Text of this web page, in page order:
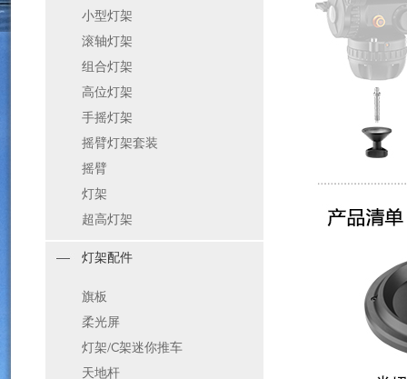
小型灯架
滚轴灯架
组合灯架
高位灯架
手摇灯架
摇臂灯架套装
摇臂
灯架
超高灯架
灯架配件
旗板
柔光屏
灯架/C架迷你推车
天地杆